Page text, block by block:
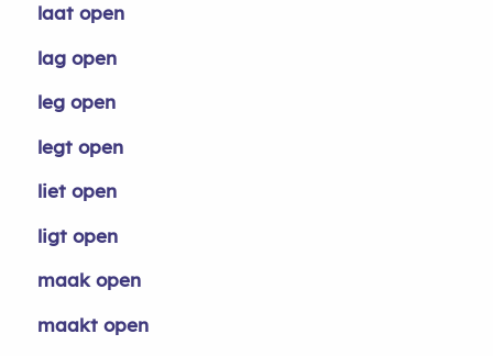
laat open
lag open
leg open
legt open
liet open
ligt open
maak open
maakt open